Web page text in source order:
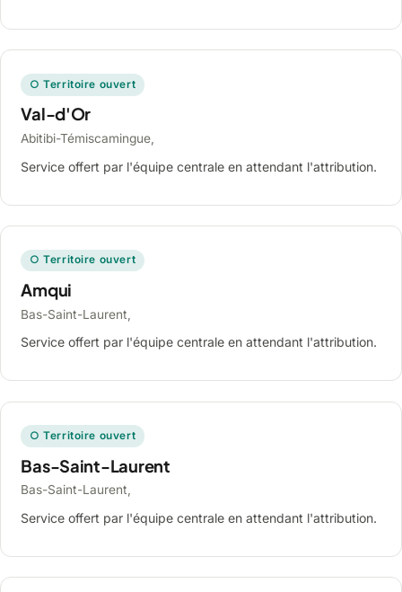
○ Territoire ouvert
Val-d'Or
Abitibi-Témiscamingue,
Service offert par l'équipe centrale en attendant l'attribution.
○ Territoire ouvert
Amqui
Bas-Saint-Laurent,
Service offert par l'équipe centrale en attendant l'attribution.
○ Territoire ouvert
Bas-Saint-Laurent
Bas-Saint-Laurent,
Service offert par l'équipe centrale en attendant l'attribution.